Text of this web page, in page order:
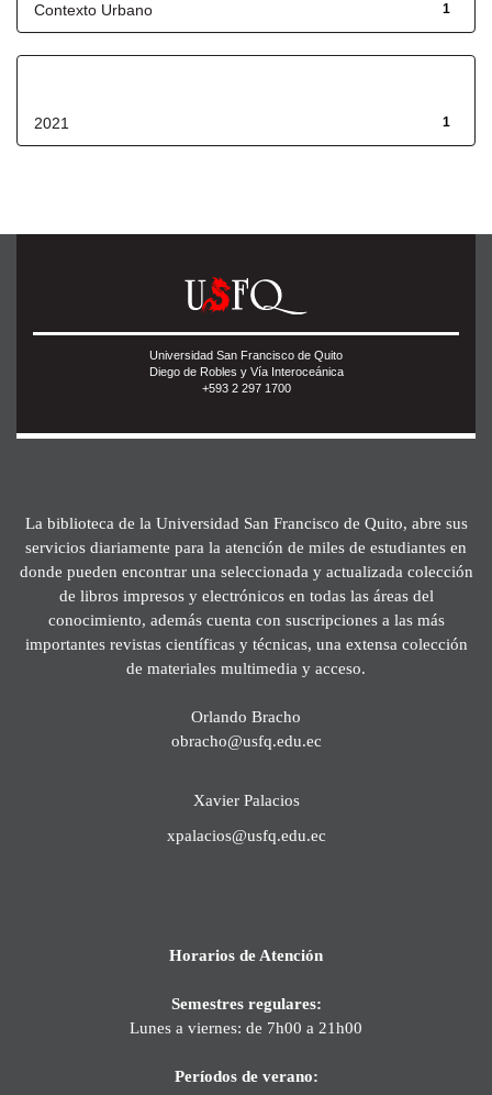
1
Contexto Urbano
1
2021
Universidad San Francisco de Quito
Diego de Robles y Vía Interoceánica
+593 2 297 1700
La biblioteca de la Universidad San Francisco de Quito, abre sus
servicios diariamente para la atención de miles de estudiantes en
donde pueden encontrar una seleccionada y actualizada colección
de libros impresos y electrónicos en todas las áreas del
conocimiento, además cuenta con suscripciones a las más
importantes revistas científicas y técnicas, una extensa colección
de materiales multimedia y acceso.
Orlando Bracho
obracho@usfq.edu.ec
Xavier Palacios
xpalacios@usfq.edu.ec
Horarios de Atención
Semestres regulares:
Lunes a viernes: de 7h00 a 21h00
Períodos de verano: